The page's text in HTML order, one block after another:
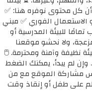
كل محتوى نوفره هنا: ✅
أو الاستعمال الفوري ✅ مبني
للبيئة المدرسية أو
ولا نحشو موقعنا
نظيفة وآمنة ومحترمة. 🖱️
لم يبدأ، يمكنك الضغط
تنس مشاركة الموقع مع من
على طفل أو إنقاذ وقت